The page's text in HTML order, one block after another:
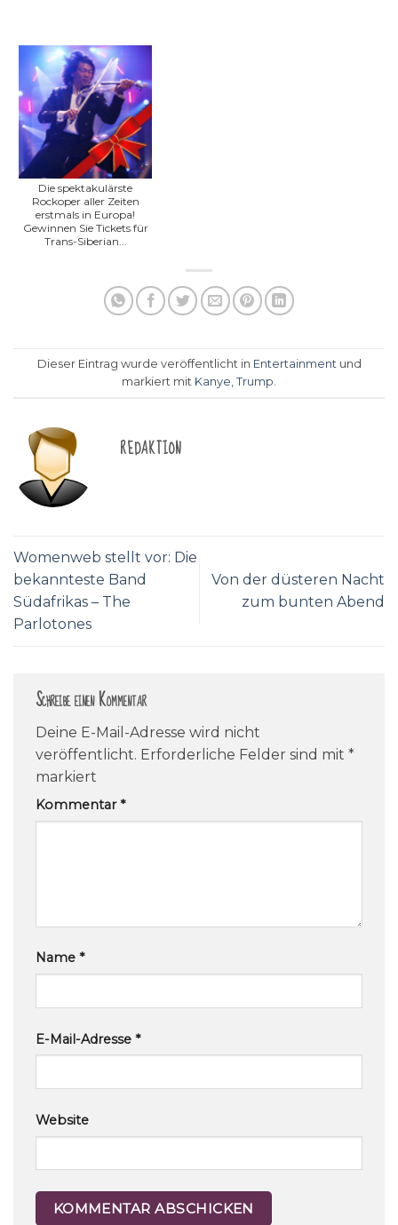
Die spektakulärste
Rockoper aller Zeiten
erstmals in Europa!
Gewinnen Sie Tickets für
Trans-Siberian...
Dieser Eintrag wurde veröffentlicht in Entertainment und
markiert mit Kanye Trump
REDAKTION
Womenweb stellt vor: Die
bekannteste Band
Südafrikas – The
Parlotones
Von der düsteren Nacht
zum bunten Abend
Schreibe einen Kommentar
Deine E-Mail-Adresse wird nicht
veröffentlicht. Erforderliche Felder sind mit *
markiert
Kommentar*
Name *
E-Mail-Adresse *
Website